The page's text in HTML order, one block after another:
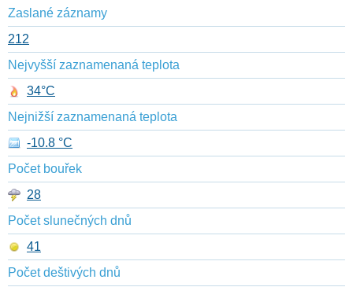
Zaslané záznamy
212
Nejvyšší zaznamenaná teplota
34°C
Nejnižší zaznamenaná teplota
-10.8 °C
Počet bouřek
28
Počet slunečných dnů
41
Počet deštivých dnů